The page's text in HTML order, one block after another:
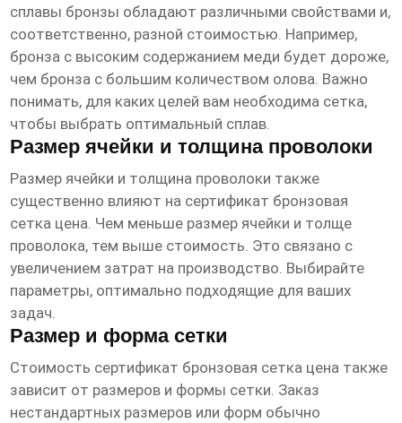
сплавы бронзы обладают различными свойствами и,
соответственно, разной стоимостью. Например,
бронза с высоким содержанием меди будет дороже,
чем бронза с большим количеством олова. Важно
понимать, для каких целей вам необходима сетка,
чтобы выбрать оптимальный сплав.
Размер ячейки и толщина проволоки
Размер ячейки и толщина проволоки также
существенно влияют на сертификат бронзовая
сетка цена. Чем меньше размер ячейки и толще
проволока, тем выше стоимость. Это связано с
увеличением затрат на производство. Выбирайте
параметры, оптимально подходящие для ваших
задач.
Размер и форма сетки
Стоимость сертификат бронзовая сетка цена также
зависит от размеров и формы сетки. Заказ
нестандартных размеров или форм обычно